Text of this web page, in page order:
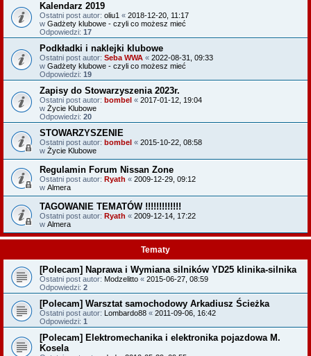
Kalendarz 2019
Ostatni post autor: oliu1 « 2018-12-20, 11:17
w Gadżety klubowe - czyli co możesz mieć
Odpowiedzi: 17
Podkładki i naklejki klubowe
Ostatni post autor: Seba WWA « 2022-08-31, 09:33
w Gadżety klubowe - czyli co możesz mieć
Odpowiedzi: 19
Zapisy do Stowarzyszenia 2023r.
Ostatni post autor: bombel « 2017-01-12, 19:04
w Życie Klubowe
Odpowiedzi: 20
STOWARZYSZENIE
Ostatni post autor: bombel « 2015-10-22, 08:58
w Życie Klubowe
Regulamin Forum Nissan Zone
Ostatni post autor: Ryath « 2009-12-29, 09:12
w Almera
TAGOWANIE TEMATÓW !!!!!!!!!!!!!
Ostatni post autor: Ryath « 2009-12-14, 17:22
w Almera
Tematy
[Polecam] Naprawa i Wymiana silników YD25 klinika-silnika
Ostatni post autor: Modzelitto « 2015-06-27, 08:59
Odpowiedzi: 2
[Polecam] Warsztat samochodowy Arkadiusz Ścieżka
Ostatni post autor: Lombardo88 « 2011-09-06, 16:42
Odpowiedzi: 1
[Polecam] Elektromechanika i elektronika pojazdowa M.
Kosela